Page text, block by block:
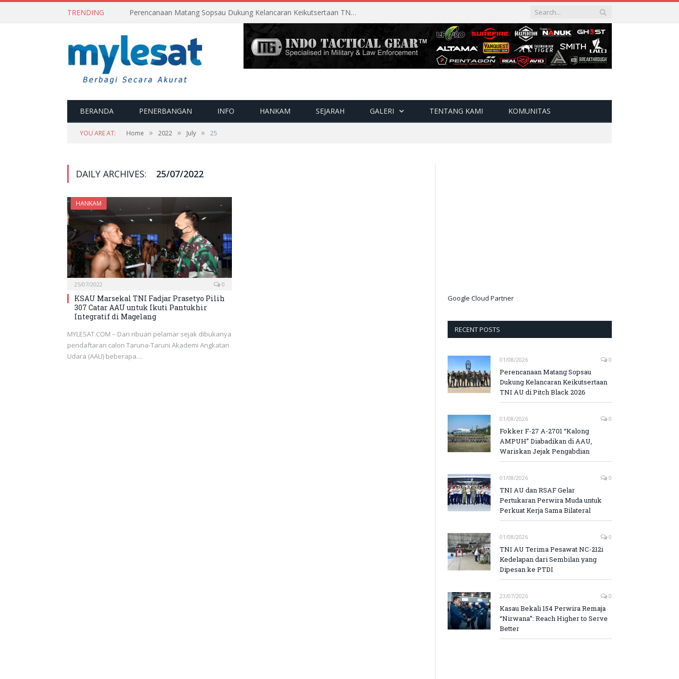
TRENDING Perencanaan Matang Sopsau Dukung Kelancaran Keikutsertaan TNI AU di Pitch Black 2026
BERANDA PENERBANGAN INFO HANKAM SEJARAH GALERI TENTANG KAMI KOMUNITAS
YOU ARE AT: Home » 2022 » July » 25
DAILY ARCHIVES: 25/07/2022
HANKAM
25/07/2022 0
KSAU Marsekal TNI Fadjar Prasetyo Pilih
307 Catar AAU untuk Ikuti Pantukhir
Integratif di Magelang
MYLESAT.COM – Dari ribuan pelamar sejak dibukanya
pendaftaran calon Taruna-Taruni Akademi Angkatan
Udara (AAU) beberapa…
Google Cloud Partner
RECENT POSTS
01/08/2026 0
Perencanaan Matang Sopsau
Dukung Kelancaran Keikutsertaan
TNI AU di Pitch Black 2026
01/08/2026 0
Fokker F-27 A-2701 “Kalong
AMPUH” Diabadikan di AAU,
Wariskan Jejak Pengabdian
01/08/2026 0
TNI AU dan RSAF Gelar
Pertukaran Perwira Muda untuk
Perkuat Kerja Sama Bilateral
01/08/2026 0
TNI AU Terima Pesawat NC-212i
Kedelapan dari Sembilan yang
Dipesan ke PTDI
23/07/2026 0
Kasau Bekali 154 Perwira Remaja
“Nirwana”: Reach Higher to Serve
Better